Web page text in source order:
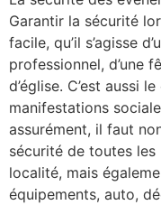
Garantir la sécurité
facile, qu’il s’agisse
professionnel, d’une
d’église. C’est aussi
manifestations
assurément, il faut
sécurité de toutes les
localité, mais
équipements, auto,